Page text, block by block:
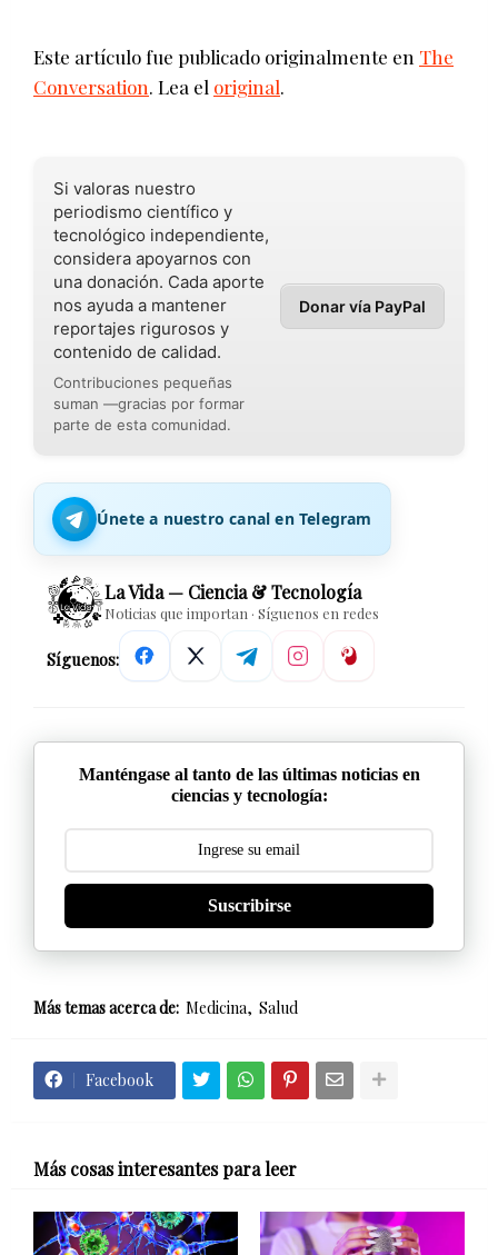
Este artículo fue publicado originalmente en The
Conversation. Lea el original.
Si valoras nuestro
periodismo científico y
tecnológico independiente,
considera apoyarnos con
una donación. Cada aporte
nos ayuda a mantener
reportajes rigurosos y
contenido de calidad.
Contribuciones pequeñas
suman —gracias por formar
parte de esta comunidad.
Donar vía PayPal
Únete a nuestro canal en Telegram
La Vida — Ciencia & Tecnología
Noticias que importan · Síguenos en redes
Síguenos:
Manténgase al tanto de las últimas noticias en
ciencias y tecnología:
Suscribirse
Más temas acerca de: Medicina Salud
Facebook
Más cosas interesantes para leer